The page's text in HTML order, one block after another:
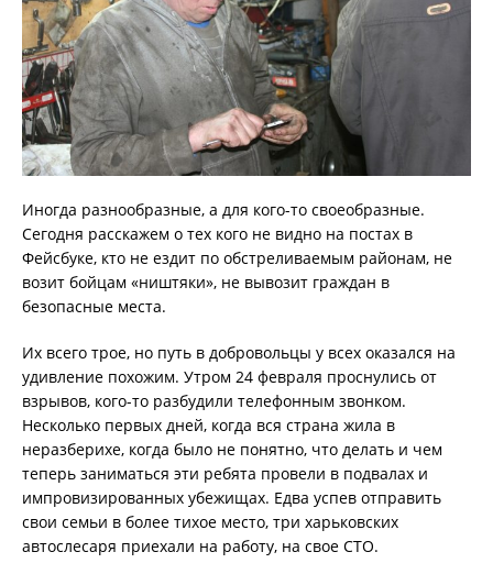
Иногда разнообразные, а для кого-то своеобразные.
Сегодня расскажем о тех кого не видно на постах в
Фейсбуке, кто не ездит по обстреливаемым районам, не
возит бойцам «ништяки», не вывозит граждан в
безопасные места.
Их всего трое, но путь в добровольцы у всех оказался на
удивление похожим. Утром 24 февраля проснулись от
взрывов, кого-то разбудили телефонным звонком.
Несколько первых дней, когда вся страна жила в
неразберихе, когда было не понятно, что делать и чем
теперь заниматься эти ребята провели в подвалах и
импровизированных убежищах. Едва успев отправить
свои семьи в более тихое место, три харьковских
автослесаря приехали на работу, на свое СТО.